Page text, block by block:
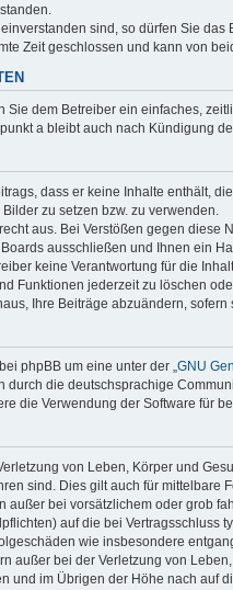
sind, so dürfen Sie
Zeit geschlossen und kann von
Sie dem Betreiber ein einfaches,
a bleibt auch nach Kündigung
dass er keine Inhalte enthält,
zu setzen bzw. zu verwenden.
aus. Bei Verstößen gegen
ausschließen und Ihnen ein
keine Verantwortung für die
Funktionen jederzeit zu löschen
Ihre Beiträge abzuändern,
phpBB um eine unter der „GNU
die deutschsprachige
die Verwendung der Software für
von Leben, Körper und
sind. Dies gilt auch für mittelbare
außer bei vorsätzlichem oder grob
auf die bei
wie insbesondere
außer bei der Verletzung von
und im Übrigen der Höhe nach auf